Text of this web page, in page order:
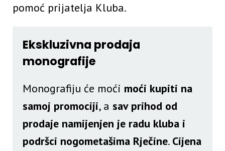
pomoć prijatelja Kluba.
Ekskluzivna prodaja
monografije
Monografiju će moći moći kupiti na
samoj promociji, a sav prihod od
prodaje namijenjen je radu kluba i
podršci nogometašima Rječine. Cijena